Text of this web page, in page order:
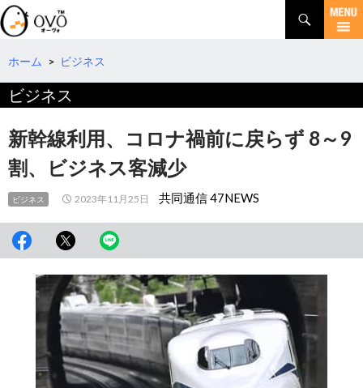
検
索
コ
テ
へ
移
動
ホーム > ビジネス
ビジネス
新幹線利用、コロナ禍前に戻らず 8～9
割、ビジネス客減少
ビジネス 2023年11月25日 共同通信 47NEWS